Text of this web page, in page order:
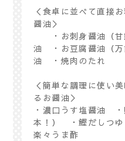
＜食卓に並べて直接
醤油＞
・お刺身醤油（甘
油 ・お豆腐醤油（万
油 ・焼肉のたれ
＜簡単な調理に使い
るお醤油＞
・濃口うす塩醤油
本！） ・鰹だしつ
楽々うま酢